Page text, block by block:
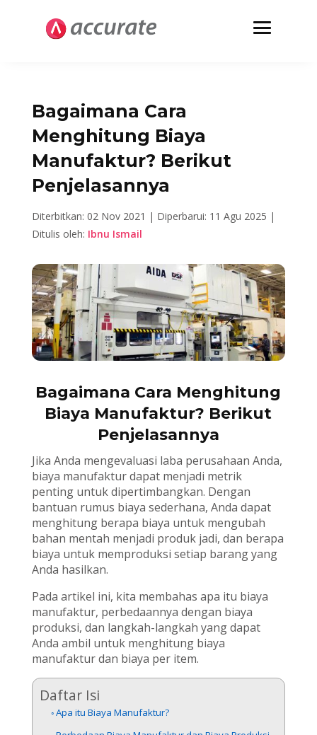
Bagaimana Cara
Menghitung Biaya
Manufaktur? Berikut
Penjelasannya
Diterbitkan: 02 Nov 2021 | Diperbarui: 11 Agu 2025 |
Ditulis oleh: Ibnu Ismail
Bagaimana Cara Menghitung
Biaya Manufaktur? Berikut
Penjelasannya
Jika Anda mengevaluasi laba perusahaan Anda,
biaya manufaktur dapat menjadi metrik
penting untuk dipertimbangkan. Dengan
bantuan rumus biaya sederhana, Anda dapat
menghitung berapa biaya untuk mengubah
bahan mentah menjadi produk jadi, dan berapa
biaya untuk memproduksi setiap barang yang
Anda hasilkan.
Pada artikel ini, kita membahas apa itu biaya
manufaktur, perbedaannya dengan biaya
produksi, dan langkah-langkah yang dapat
Anda ambil untuk menghitung biaya
manufaktur dan biaya per item.
Daftar Isi
Apa itu Biaya Manufaktur?